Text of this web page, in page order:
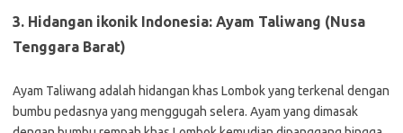
3. Hidangan ikonik Indonesia: Ayam Taliwang (Nusa
Tenggara Barat)
Ayam Taliwang adalah hidangan khas Lombok yang terkenal dengan
bumbu pedasnya yang menggugah selera. Ayam yang dimasak